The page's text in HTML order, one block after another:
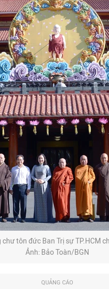
chư tôn đức Ban Trị sự TP.HCM
Ảnh: Bảo Toàn/BGN
QUẢNG CÁO